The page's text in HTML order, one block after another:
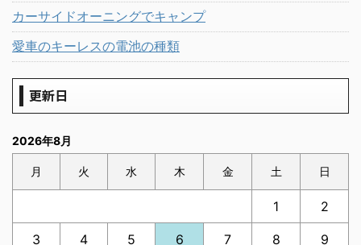
カーサイドオーニングでキャンプ
愛車のキーレスの電池の種類
更新日
2026年8月
月 火 水 木 金 土 日
1 2
3 4 5 6 7 8 9